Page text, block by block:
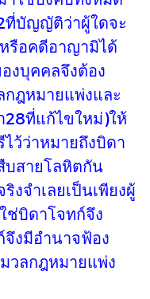
ที่บัญญัติว่าผู้ใดจะ
รือคดีอาญามิได้
งบุคคลจึงต้อง
กฎหมายแพ่งและ
ที่แก้ไขใหม่)ให้
ว้ว่าหมายถึงบิดา
บสายโลหิตกัน
งจำเลยเป็นเพียงผู้
ช่บิดาโจทก์จึง
งมีอำนาจฟ้อง
วลกฎหมายแพ่ง